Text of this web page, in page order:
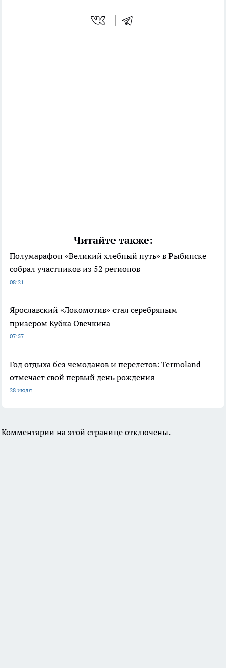
Читайте также:
Полумарафон «Великий хлебный путь» в Рыбинске
собрал участников из 52 регионов
08:21
Ярославский «Локомотив» стал серебряным
призером Кубка Овечкина
07:57
Год отдыха без чемоданов и перелетов: Termoland
отмечает свой первый день рождения
28 июля
Комментарии на этой странице отключены.